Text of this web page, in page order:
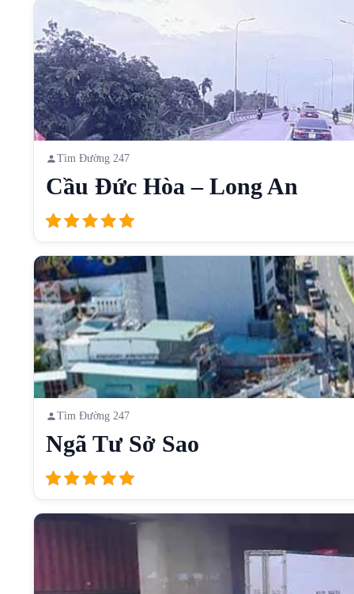
Sân Vận Động
Cầu
Liên Hệ
Tìm Đường 247
Cầu Đức Hòa – Long An
Tìm Đường 247
Ngã Tư Sở Sao